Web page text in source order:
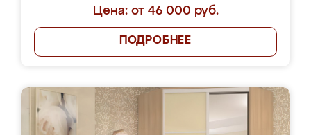
Цена: от 46 000 руб.
ПОДРОБНЕЕ